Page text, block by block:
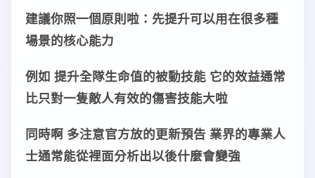
建議你照一個原則啦： 先提升可以用在很多種
場景的核心能力
例如 提升全隊生命值的被動技能 它的效益通常
比只對一隻敵人有效的傷害技能大啦
同時啊 多注意官方放的更新預告 業界的專業人
士通常能從裡面分析出以後什麼會變強